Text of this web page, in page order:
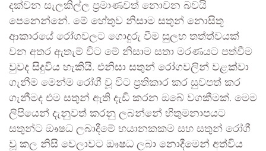
දක්වන සැලකිල්ල ප්‍රමාණවත් නොවන බවයි
පෙනෙන්නේ. මේ හේතුව නිසාම සතුන් නොසිතූ
ආකාරයේ රෝගවලට ගොදුරු වීම සුලභ තත්ත්වයක්
වන අතර ඇතැම් විට මේ නිසාම සතා මරණයට පත්වීම
වුවද සිදුවිය හැකියි. එනිසා සතුන් රෝගවලින් වළක්වා
ගැනීම මෙන්ම රෝගී වූ විට ප්‍රතිකාර කර සුවපත් කර
ගැනීමද එම සතුන් ඇති දැඩි කරන ඔබේ වගකීමක්. මෙම
ලිපියෙන් දැනුවත් කරනු ලබන්නේ හිතුමනාපයට
සතුන්ට ⁣ඖෂධ ලබාදීමේ භයානකකම සහ සතුන් රෝගී
වූ කල නිසි වෙලාවට ඖෂධ ලබා නොදීමෙන් අත්විය